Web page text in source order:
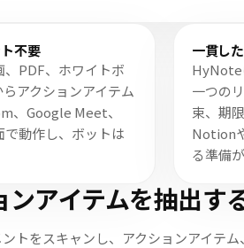
不要
PDF、ホワイトボ
アクションアイテム
、Google Meet、
動作し、ボットは
一貫し
HyNote
一つの
束、期
Notion
る準備
アイテムを抽出す
トをスキャンし、アクションアイテム